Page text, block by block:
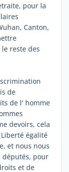
pour la
Canton,
reste des
de
de l' homme
devoirs, cela
égalité
et nous nous
députés, pour
et de